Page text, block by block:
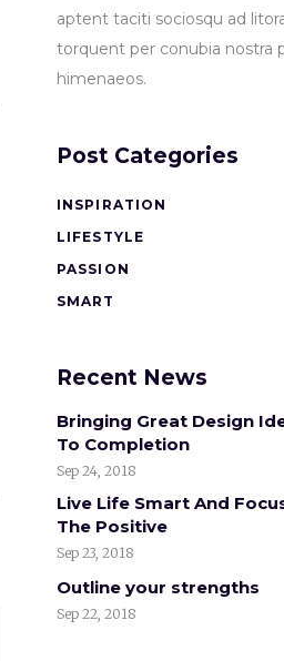
aptent taciti sociosqu ad
torquent per conubia nostra
himenaeos.
Post Categories
INSPIRATION
LIFESTYLE
PASSION
SMART
Recent News
Bringing Great Design
To Completion
Sep 24, 2018
Live Life Smart And
The Positive
Sep 23, 2018
Outline your strengths
Sep 22, 2018